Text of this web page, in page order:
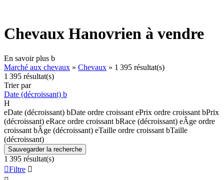
Chevaux Hanovrien à vendre
En savoir plus b
Marché aux chevaux » Chevaux » 1 395 résultat(s)
1 395 résultat(s)
Trier par
Date (décroissant) b
H
eDate (décroissant) bDate ordre croissant ePrix ordre croissant bPrix
(décroissant) eRace ordre croissant bRace (décroissant) eÂge ordre
croissant bÂge (décroissant) eTaille ordre croissant bTaille
(décroissant)
Sauvegarder la recherche
1 395 résultat(s)
Filtre 